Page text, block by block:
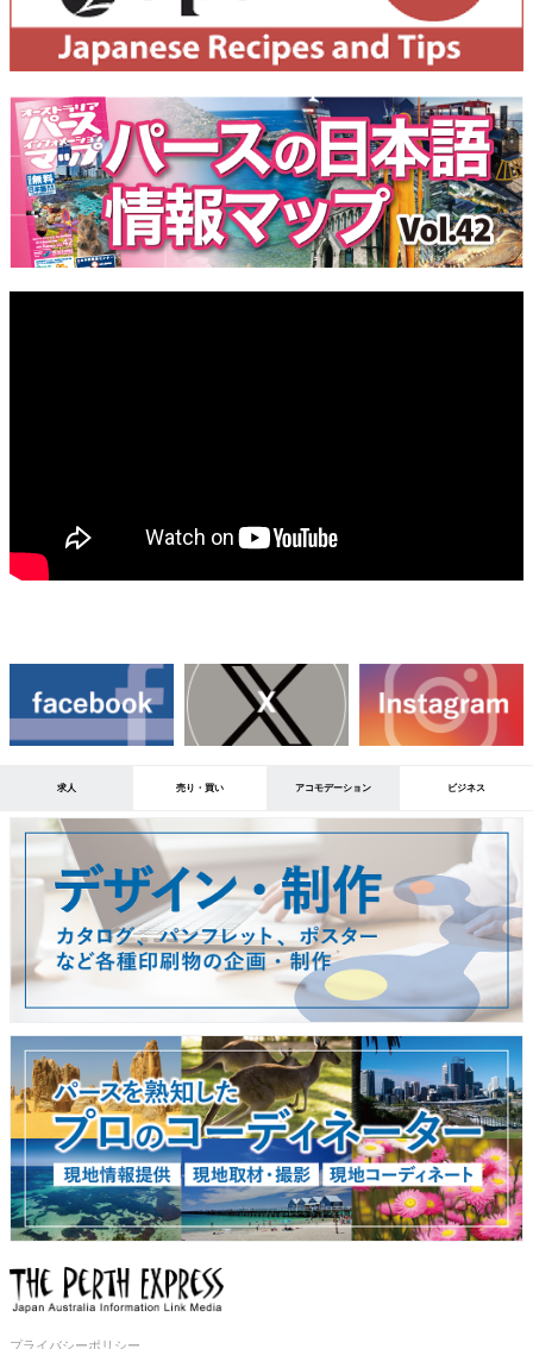
求人 売り・買い アコモデーション ビジネス
プライバシーポリシー